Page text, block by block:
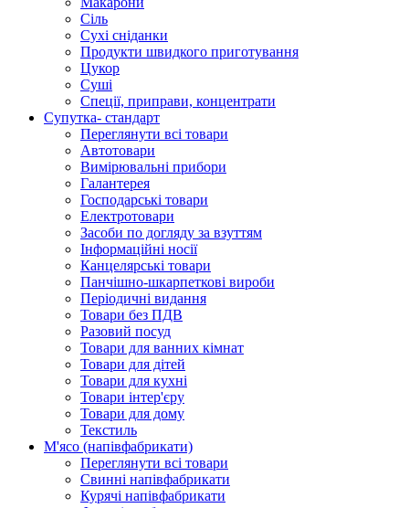
Сіль
Сухі сніданки
Продукти швидкого приготування
Цукор
Суші
Спеції, приправи, концентрати
Супутка- стандарт
Переглянути всі товари
Автотовари
Вимірювальні прибори
Галантерея
Господарські товари
Електротовари
Засоби по догляду за взуттям
Інформаційні носії
Канцелярські товари
Панчішно-шкарпеткові вироби
Періодичні видання
Товари без ПДВ
Разовий посуд
Товари для ванних кімнат
Товари для дітей
Товари для кухні
Товари інтер'єру
Товари для дому
Текстиль
М'ясо (напiвфабрикати)
Переглянути всі товари
Свиннi напiвфабрикати
Курячi напiвфабрикати